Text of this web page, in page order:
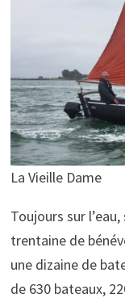
La Vieille Dame
Toujours sur
trentaine de
une dizaine de
de 630 bateaux,